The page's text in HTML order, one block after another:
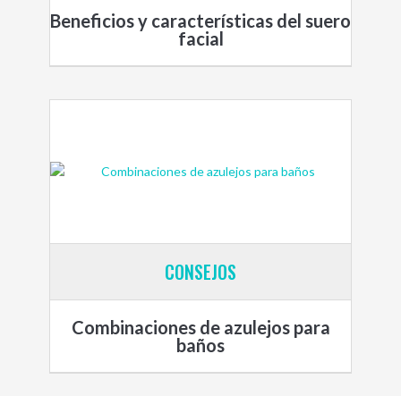
Beneficios y características del suero
facial
CONSEJOS
Combinaciones de azulejos para
baños